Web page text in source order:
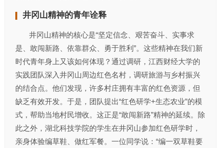
井冈山精神的青年诠释
井冈山精神的核心是“坚定信念、艰苦奋斗、实事求
是、敢闯新路、依靠群众、勇于胜利”。这些精神在我们新
时代青年身上又该如何体现？通过调研，江西财经大学的
实践团队深入井冈山周边红色名村，调研旅游与乡村振兴
的结合点。他们发现，许多村庄拥有丰富的红色资源，但
缺乏有效开发。于是，团队提出“红色研学+生态农业”的模
式，帮助当地村民增收。这正是“敢闯新路”精神的延续。除
此之外，湖北科技学院的学生在井冈山参加红色研学时，
亲身体验编草鞋、做红军餐。一位同学说：“编一双草鞋要